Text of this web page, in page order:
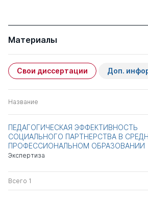
Материалы
Свои диссертации Доп.
Название
ПЕДАГОГИЧЕСКАЯ ЭФФЕКТИВНОСТЬ
СОЦИАЛЬНОГО ПАРТНЕРСТВА В
ПРОФЕССИОНАЛЬНОМ ОБРАЗОВАНИИ
Экспертиза
Всего 1